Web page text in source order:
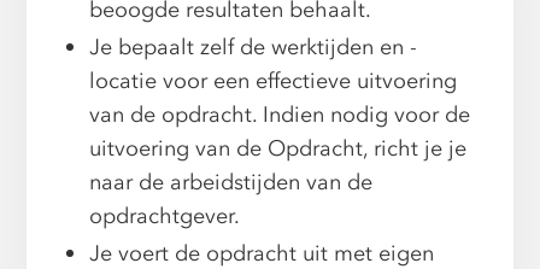
beoogde resultaten behaalt.
Je bepaalt zelf de werktijden en -
locatie voor een effectieve uitvoering
van de opdracht. Indien nodig voor de
uitvoering van de Opdracht, richt je je
naar de arbeidstijden van de
opdrachtgever.
Je voert de opdracht uit met eigen